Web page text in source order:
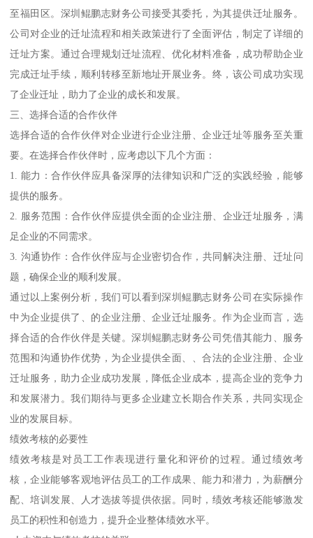
至福田区。深圳鲲鹏志财务公司接受其委托，为其提供迁址服务。
公司对企业的迁址流程和相关政策进行了全面评估，制定了详细的
迁址方案。通过合理规划迁址流程、优化材料准备，成功帮助企业
完成迁址手续，顺利转移至新地址开展业务。终，该公司成功实现
了企业迁址，助力了企业的成长和发展。
三、选择合适的合作伙伴
选择合适的合作伙伴对企业进行企业注册、企业迁址等服务至关重
要。在选择合作伙伴时，应考虑以下几个方面：
1. 能力：合作伙伴应具备深厚的法律知识和广泛的实践经验，能够
提供的服务。
2. 服务范围：合作伙伴应提供全面的企业注册、企业迁址服务，满
足企业的不同需求。
3. 沟通协作：合作伙伴应与企业密切合作，共同解决注册、迁址问
题，确保企业的顺利发展。
通过以上案例分析，我们可以看到深圳鲲鹏志财务公司在实际操作
中为企业提供了、的企业注册、企业迁址服务。作为企业而言，选
择合适的合作伙伴是关键。深圳鲲鹏志财务公司凭借其能力、服务
范围和沟通协作优势，为企业提供全面、、合法的企业注册、企业
迁址服务，助力企业成功发展，降低企业成本，提高企业的竞争力
和发展潜力。我们期待与更多企业建立长期合作关系，共同实现企
业的发展目标。
绩效考核的必要性
绩效考核是对员工工作表现进行量化和评价的过程。通过绩效考
核，企业能够客观地评估员工的工作成果、能力和潜力，为薪酬分
配、培训发展、人才选拔等提供依据。同时，绩效考核还能够激发
员工的积性和创造力，提升企业整体绩效水平。